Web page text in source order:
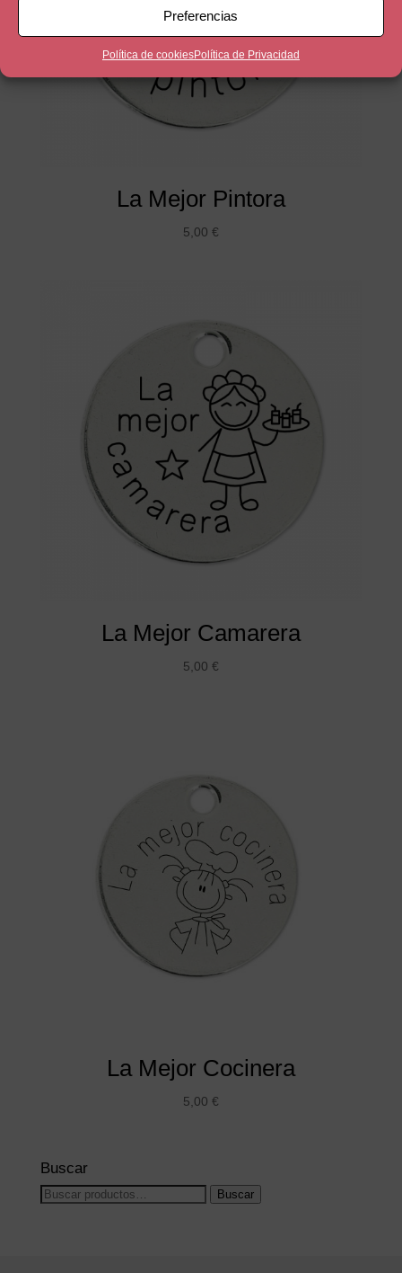
Preferencias
Política de cookiesPolítica de Privacidad
La Mejor Pintora
5,00 €
La Mejor Camarera
5,00 €
La Mejor Cocinera
5,00 €
Buscar
Buscar
Buscar